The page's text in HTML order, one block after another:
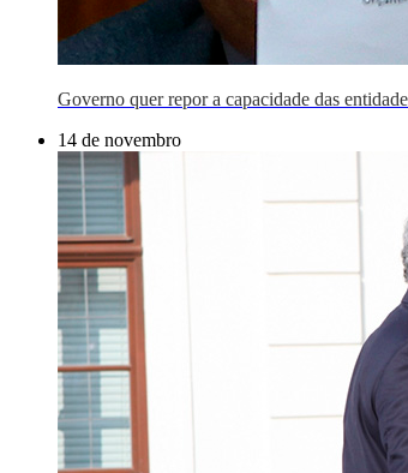
Governo quer repor a capacidade das
14 de novembro